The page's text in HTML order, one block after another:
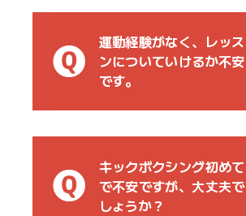
運動経験がなく、レッス
ンについていけるか不安
です。
キックボクシング初めて
で不安ですが、大丈夫で
しょうか？